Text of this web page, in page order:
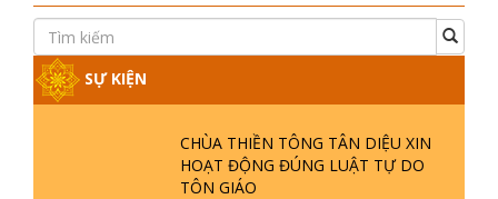
SỰ KIỆN
CHÙA THIỀN TÔNG TÂN DIỆU XIN
HOẠT ĐỘNG ĐÚNG LUẬT TỰ DO
TÔN GIÁO